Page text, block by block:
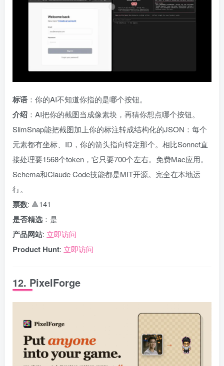
标语 ：你的AI不知道你指的是哪个按钮。
介绍 ：AI把你的截图当成像素块，再猜你想点哪个按钮。
SlimSnap能把截图加上你的标注转成结构化的JSON：每个
元素都有坐标、ID，你的箭头指向特定那个。相比Sonnet直
接处理要1568个token，它只要700个左右。免费Mac应用。
Schema和Claude Code技能都是MIT开源。完全在本地运
行。
票数: 🔺141
是否精选 ：是
产品网站: 立即访问
Product Hunt: 立即访问
12. PixelForge